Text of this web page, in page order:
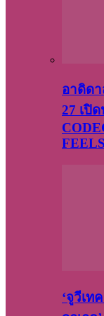
อาดิด
27 เปิ
‘จูวีเท